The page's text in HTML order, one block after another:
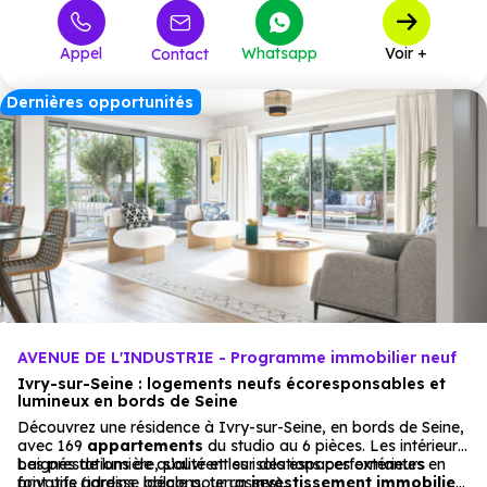
à partir de 445 200 €
T3 Duplex 5 à partir de 470 580 €
T4 6 à partir de498 000 €
1 à partir de588 000 €
Appel Contact Whatsapp Voir +
Dernières opportunités
AVENUE DE L'INDUSTRIE - Programme immobilier neuf
Ivry-sur-Seine : logements neufs écoresponsables et
lumineux en bords de Seine
Découvrez une résidence à Ivry-sur-Seine, en bords de Seine,
avec 169 appartements du studio au 6 pièces. Les intérieurs,
baignés de lumière, s’ouvrent sur des espaces extérieurs
privatifs (jardins, balcons, terrasses).
Les prestations de qualité et les isolations performantes en
font une adresse idéale pour uninvestissement immobilier